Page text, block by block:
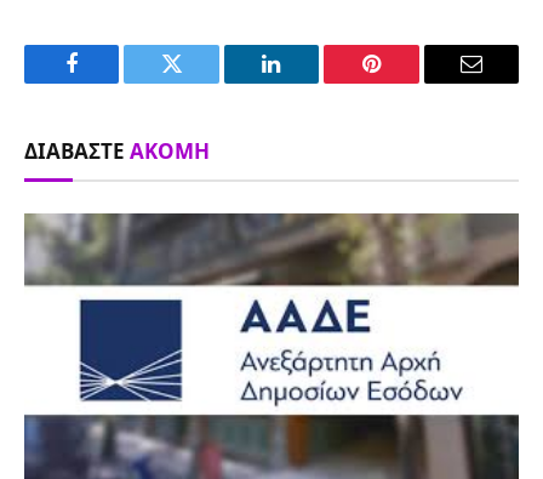
Facebook Twitter LinkedIn Pinterest Email
ΔΙΑΒΆΣΤΕ ΑΚΌΜΗ